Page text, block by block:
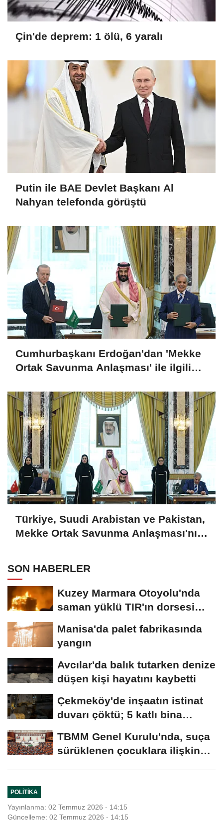
Çin'de deprem: 1 ölü, 6 yaralı
Putin ile BAE Devlet Başkanı Al
Nahyan telefonda görüştü
Cumhurbaşkanı Erdoğan'dan 'Mekke
Ortak Savunma Anlaşması' ile ilgili
Türkiye, Suudi Arabistan ve Pakistan,
Mekke Ortak Savunma Anlaşması'nı
SON HABERLER
Kuzey Marmara Otoyolu'nda
saman yüklü TIR'ın dorsesi
Manisa'da palet fabrikasında
yangın
Avcılar'da balık tutarken denize
düşen kişi hayatını kaybetti
Çekmeköy'de inşaatın istinat
duvarı çöktü; 5 katlı bina
TBMM Genel Kurulu'nda, suça
sürüklenen çocuklara ilişkin
POLITIKA
Yayınlanma: 02 Temmuz 2026 - 14:15
Güncelleme: 02 Temmuz 2026 - 14:15